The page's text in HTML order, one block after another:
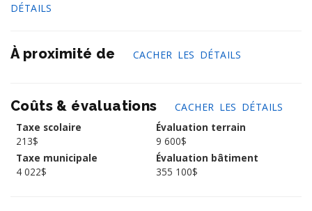
DÉTAILS
À proximité de CACHER LES DÉTAILS
Coûts & évaluations
CACHER LES DÉTAILS
Taxe scolaire
213$
Taxe municipale
4 022$
Évaluation terrain
9 600$
Évaluation bâtiment
355 100$